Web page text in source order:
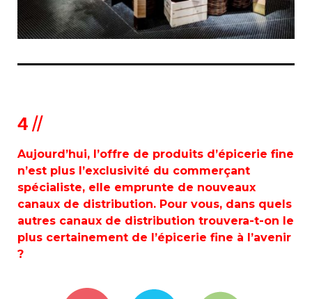
4 //
Aujourd’hui, l’offre de produits d’épicerie fine
n’est plus l’exclusivité du commerçant
spécialiste, elle emprunte de nouveaux
canaux de distribution. Pour vous, dans quels
autres canaux de distribution trouvera-t-on le
plus certainement de l’épicerie fine à l’avenir
?